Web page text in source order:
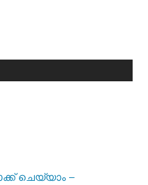
ചെയ്യാം –